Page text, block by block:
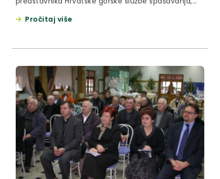
spašavanje, te predstavnika planinarskih društava
Pročitaj više